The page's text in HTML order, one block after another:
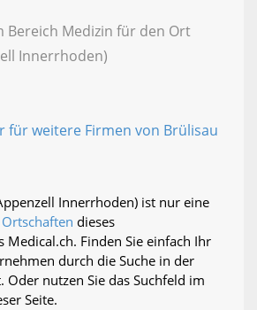
Bereich Medizin für den Ort
Innerrhoden)
für weitere Firmen von Brülisau
Innerrhoden) ist nur eine
Ortschaften dieses
Medical.ch. Finden Sie einfach Ihr
durch die Suche in der
Oder nutzen Sie das Suchfeld im
Seite.